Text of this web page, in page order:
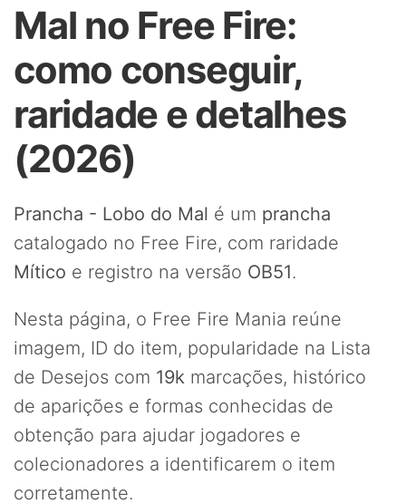
Mal no Free Fire:
como conseguir,
raridade e detalhes
(2026)
Prancha - Lobo do Mal é um prancha
catalogado no Free Fire, com raridade
Mítico e registro na versão OB51.
Nesta página, o Free Fire Mania reúne
imagem, ID do item, popularidade na Lista
de Desejos com 19k marcações, histórico
de aparições e formas conhecidas de
obtenção para ajudar jogadores e
colecionadores a identificarem o item
corretamente.